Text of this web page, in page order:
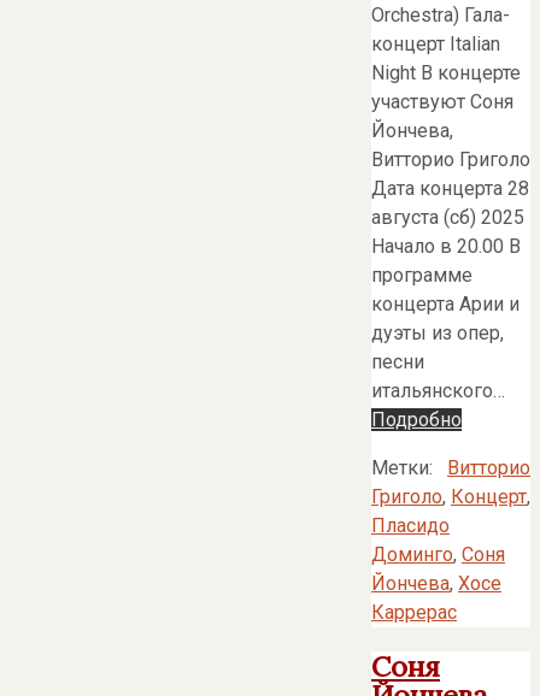
Orchestra) Гала-
концерт Italian
Night В концерте
участвуют Соня
Йончева,
Витторио Григоло
Дата концерта 28
августа (сб) 2025
Начало в 20.00 В
программе
концерта Арии и
дуэты из опер,
песни
итальянского…
Подробно
Метки:
Витторио
Григоло, Концерт,
Пласидо
Доминго, Соня
Йончева, Хосе
Каррерас
Соня